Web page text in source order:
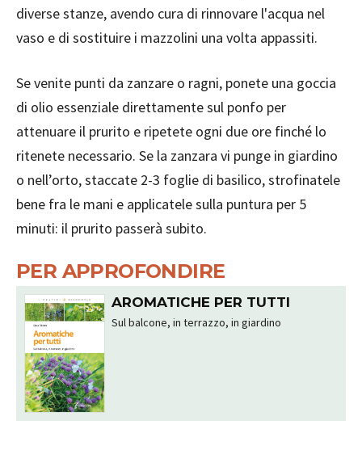
diverse stanze, avendo cura di rinnovare l'acqua nel
vaso e di sostituire i mazzolini una volta appassiti.
Se venite punti da zanzare o ragni, ponete una goccia
di olio essenziale direttamente sul ponfo per
attenuare il prurito e ripetete ogni due ore finché lo
ritenete necessario. Se la zanzara vi punge in giardino
o nell’orto, staccate 2-3 foglie di basilico, strofinatele
bene fra le mani e applicatele sulla puntura per 5
minuti: il prurito passerà subito.
PER APPROFONDIRE
AROMATICHE PER TUTTI
Sul balcone, in terrazzo, in giardino